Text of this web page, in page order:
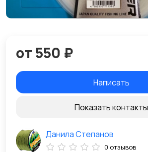
от 550 ₽
Написать
Показать контакты
Данила Степанов
0 отзывов